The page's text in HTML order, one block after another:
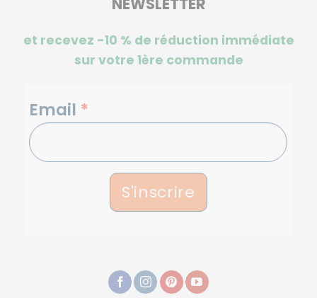
et recevez -10 % de réduction immédiate
sur votre 1ère commande
NEWSLETTERS
Email *
S'inscrire